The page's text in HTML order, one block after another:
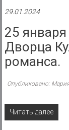
29.01.2024
25
Дворца
романса.
Опубликовано:
Читать далее